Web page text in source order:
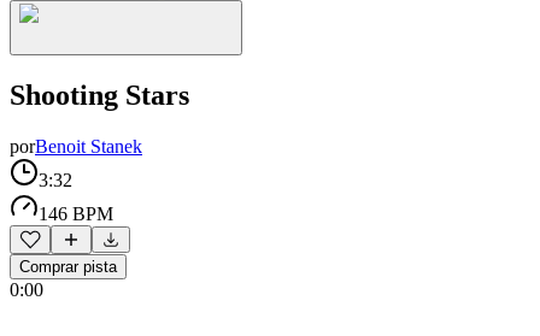
Shooting Stars
porBenoit Stanek
3:32
146 BPM
Comprar pista
0:00